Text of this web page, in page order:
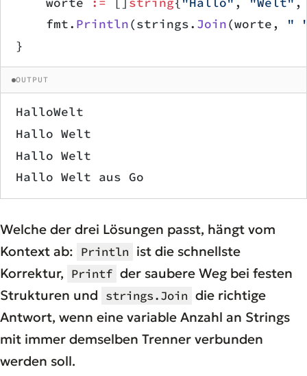
    fmt.
Println(strings. Join(worte, "
}
OUTPUT
HalloWelt
Hallo Welt
Hallo Welt
Hallo Welt aus Go
Welche der drei Lösungen passt, hängt vom
Kontext ab: Println ist die schnellste
Korrektur, Printf der saubere Weg bei festen
Strukturen und strings.Join die richtige
Antwort, wenn eine variable Anzahl an Strings
mit immer demselben Trenner verbunden
werden soll.